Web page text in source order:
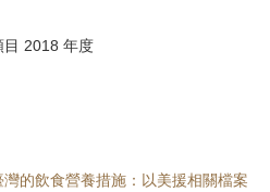
目 2018 年度
灣的飲食營養措施：以美援相關檔案